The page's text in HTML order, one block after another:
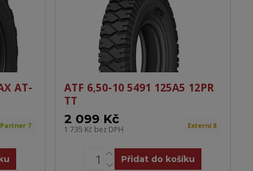
AT-
Partner 7
ATF 6,50-10 5491 125A5 12PR
TT
2 099 Kč
1 735 Kč bez DPH Externí 8
Přidat do košíku